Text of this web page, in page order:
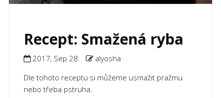
Recept: Smažená ryba
2017, Sep 28
alyosha
Dle tohoto receptu si můžeme usmažit pražmu
nebo třeba pstruha.